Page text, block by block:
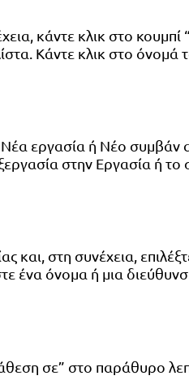
κάντε κλικ στο κουμπί
Κάντε κλικ στο όνομά
εργασία ή Νέο συμβάν
στην Εργασία ή
στη συνέχεια,
ένα όνομα ή μια
σε” στο παράθυρο